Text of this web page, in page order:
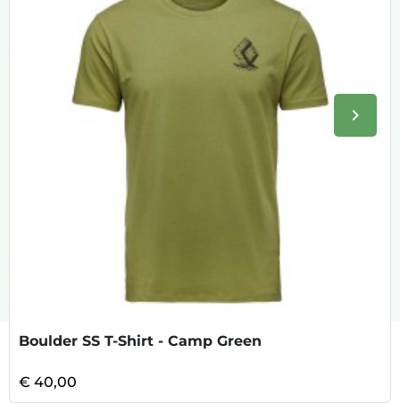
keyboard_arrow_right
Boulder SS T-Shirt - Camp Green
€ 40,00